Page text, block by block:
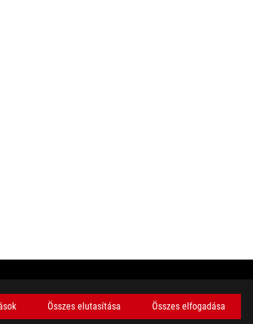
Összes elutasítása Összes elfogadása
sebessége, az adott fájl jellemzői, valamint